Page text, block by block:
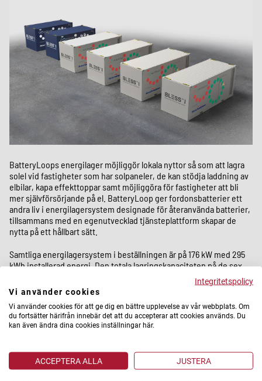
BatteryLoops energilager möjliggör lokala nyttor så som att lagra
solel vid fastigheter som har solpaneler, de kan stödja laddning av
elbilar, kapa effekttoppar samt möjliggöra för fastigheter att bli
mer självförsörjande på el. BatteryLoop ger fordonsbatterier ett
andra liv i energilagersystem designade för återanvända batterier,
tillsammans med en egenutvecklad tjänsteplattform skapar de
nytta på ett hållbart sätt.
Samtliga energilagersystem i beställningen är på 176 kW med 295
kWh installerad energi. Den totala lagringskapaciteten på de sex
energilagren är sammanlagt 1 770 kWh, vilket motsvarar
dygnsbehovet av hushållsel för 360 lägenheter.
– Våra system gör verkligen nytta för våra kunder, vilket detta visar
på. Det är en stor möjlighet och vi är väldigt glada över vår
expansion. Att få möjlighet att göra mer nytta i fler städer och i
BatteryLoop
Integritetspolicy
Vi använder cookies
Vi använder cookies för att ge dig en bättre upplevelse av vår webbplats. Om
du fortsätter härifrån innebär det att du accepterar att cookies används. Du
kan även ändra dina cookies inställningar här.
ACCEPTERA ALLA JUSTERA